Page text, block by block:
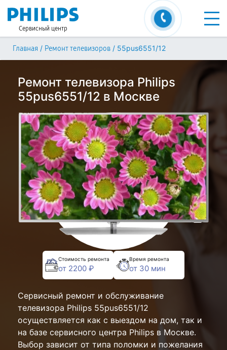
Сервисный центр
Главная / Ремонт телевизоров / 55pus6551/12
Ремонт телевизора Philips
55pus6551/12 в Москве
Стоимость ремонта
от 2200 ₽
Время ремонта
от 30 мин
Сервисный ремонт и обслуживание
телевизора Philips 55pus6551/12
осуществляется как с выездом на дом, так и
на базе сервисного центра Philips в Москве.
Выбор зависит от типа поломки и пожелания